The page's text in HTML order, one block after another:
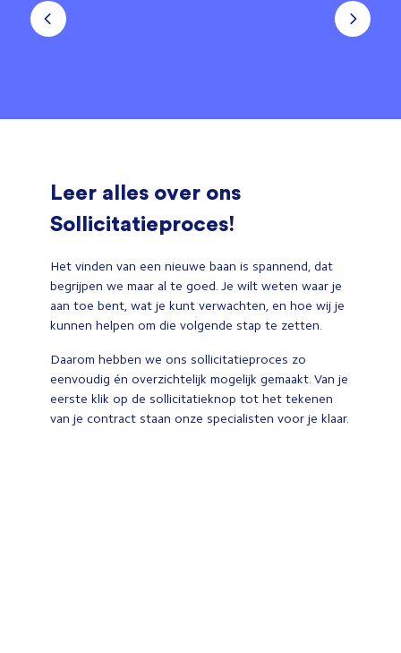
Leer alles over ons
Sollicitatieproces!
Het vinden van een nieuwe baan is spannend, dat
begrijpen we maar al te goed. Je wilt weten waar je
aan toe bent, wat je kunt verwachten, en hoe wij je
kunnen helpen om die volgende stap te zetten.
Daarom hebben we ons sollicitatieproces zo
eenvoudig én overzichtelijk mogelijk gemaakt. Van je
eerste klik op de sollicitatieknop tot het tekenen
van je contract staan onze specialisten voor je klaar.